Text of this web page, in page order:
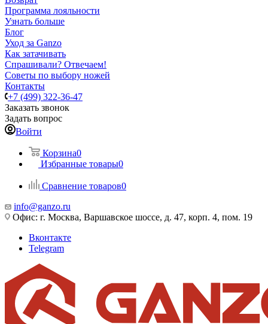
Программа лояльности
Узнать больше
Блог
Уход за Ganzo
Как затачивать
Спрашивали? Отвечаем!
Советы по выбору ножей
Контакты
+7 (499) 322-36-47
Заказать звонок
Задать вопрос
Войти
Корзина0
Избранные товары0
Сравнение товаров0
info@ganzo.ru
Офис: г. Москва, Варшавское шоссе, д. 47, корп. 4, пом. 19
Вконтакте
Telegram